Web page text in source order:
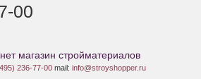
00
магазин стройматериалов
236-77-00 mail: info@stroyshopper.ru